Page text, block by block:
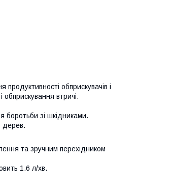
обприскувачів і
обприскування втричі.
боротьби зі шкідниками.
дерев.
та зручним перехідником
1.6 л/хв.